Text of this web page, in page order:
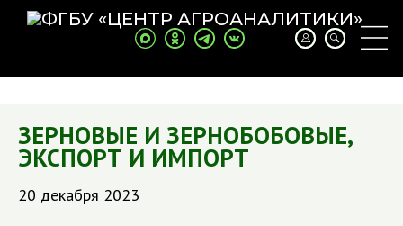
ЗЕРНОВЫЕ И ЗЕРНОБОБОВЫЕ,
ЭКСПОРТ И ИМПОРТ
20 декабря 2023